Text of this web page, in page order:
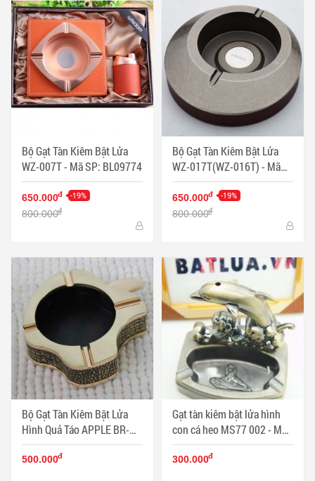
Bộ Gạt Tàn Kiêm Bật Lửa
WZ-007T - Mã SP: BL09774
650.000đ -19%
800.000đ
Bộ Gạt Tàn Kiêm Bật Lửa
WZ-017T(WZ-016T) - Mã
SP: BL09695
650.000đ -19%
800.000đ
Bộ Gạt Tàn Kiêm Bật Lửa
Hình Quả Táo APPLE BR-
20T - Mã SP: BL09699
500.000đ
Gạt tàn kiêm bật lửa hình
con cá heo MS77 002 - Mã
SP: BL00483
300.000đ